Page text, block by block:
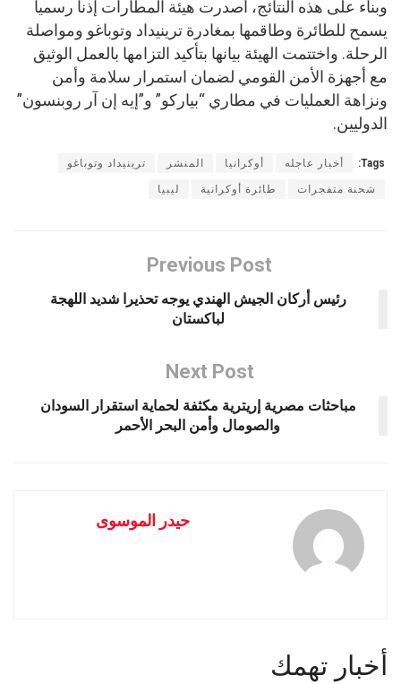
وبناء على هذه النتائج، أصدرت هيئة المطارات إذنا رسميا
يسمح للطائرة وطاقمها بمغادرة ترينيداد وتوباغو ومواصلة
الرحلة. واختتمت الهيئة بيانها بتأكيد التزامها بالعمل الوثيق
مع أجهزة الأمن القومي لضمان استمرار سلامة وأمن
ونزاهة العمليات في مطاري “بياركو” و”إيه إن آر روبنسون”
الدوليين.
Tags: أخبار عاجله أوكرانيا المنشر ترينيداد وتوباغو
شحنة متفجرات طائرة أوكرانية ليبيا
Previous Post
رئيس أركان الجيش الهندي يوجه تحذيرا شديد اللهجة
لباكستان
Next Post
مباحثات مصرية إريترية مكثفة لحماية استقرار السودان
والصومال وأمن البحر الأحمر
حيدر الموسوى
أخبار تهمك